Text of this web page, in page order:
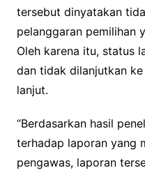
tersebut dinyatakan
pelanggaran pemilihan
Oleh karena itu, status
dan tidak dilanjutkan
lanjut.
“Berdasarkan hasil
terhadap laporan yang
pengawas, laporan